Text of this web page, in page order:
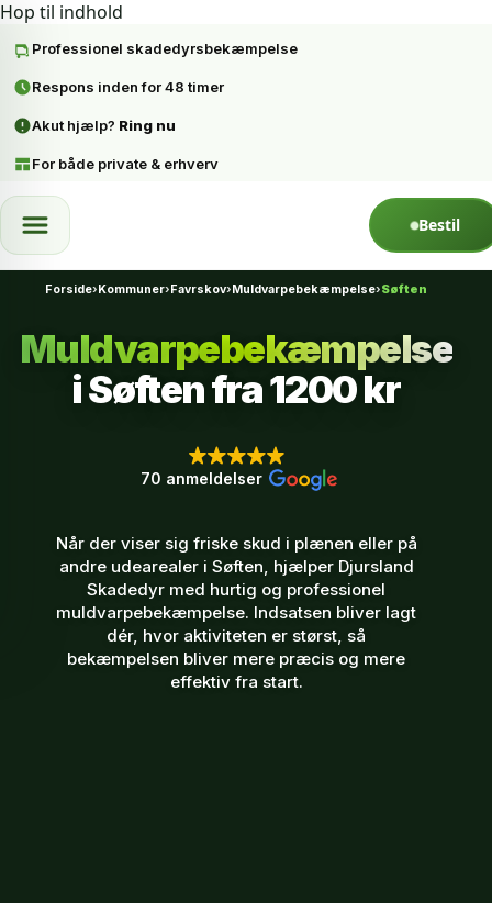
Hop til indhold
Professionel skadedyrsbekæmpelse
Respons inden for 48 timer
Akut hjælp? Ring nu
For både private & erhverv
Spring til indhold
Bestil
Forside›Kommuner›Favrskov›Muldvarpebekæmpelse›Søften
Muldvarpebekæmpelse
i Søften fra1200 kr
70 anmeldelser
Når der viser sig friske skud i plænen eller på
andre udearealer i Søften, hjælper Djursland
Skadedyr med hurtig og professionel
muldvarpebekæmpelse. Indsatsen bliver lagt
dér, hvor aktiviteten er størst, så
bekæmpelsen bliver mere præcis og mere
effektiv fra start.